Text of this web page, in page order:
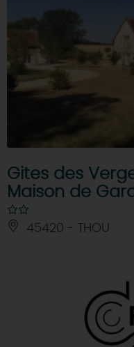
Gites des
Maison de
45420 - THOU